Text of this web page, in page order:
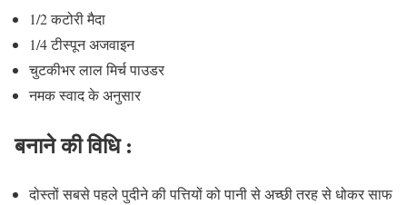
1/2 कटोरी मैदा
1/4 टीस्पून अजवाइन
चुटकीभर लाल मिर्च पाउडर
नमक स्वाद के अनुसार
बनाने की विधि :
दोस्तों सबसे पहले पुदीने की पत्तियों को पानी से अच्छी तरह से धोकर साफ